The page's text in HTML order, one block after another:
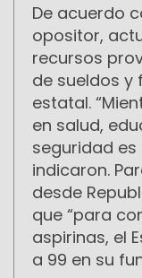
De acuerdo
opositor,
recursos
de sueldos
estatal.
en salud,
seguridad
indicaron.
desde
que “para
aspirinas, el
a 99 en su